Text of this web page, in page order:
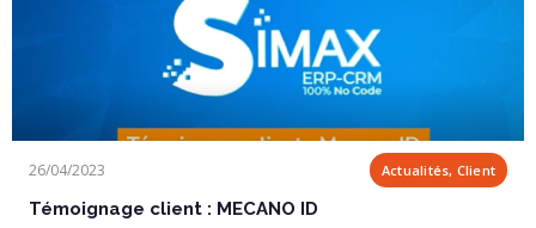
26/04/2023 Actualités, Client
Témoignage client : MECANO ID